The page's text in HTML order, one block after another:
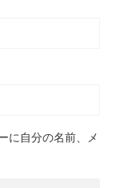
に自分の名前、メ